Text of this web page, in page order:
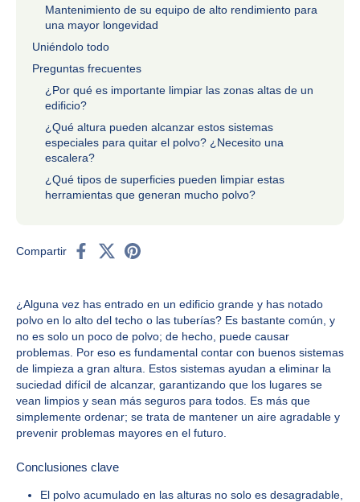
Mantenimiento de su equipo de alto rendimiento para
una mayor longevidad
Uniéndolo todo
Preguntas frecuentes
¿Por qué es importante limpiar las zonas altas de un
edificio?
¿Qué altura pueden alcanzar estos sistemas
especiales para quitar el polvo? ¿Necesito una
escalera?
¿Qué tipos de superficies pueden limpiar estas
herramientas que generan mucho polvo?
Compartir
¿Alguna vez has entrado en un edificio grande y has notado
polvo en lo alto del techo o las tuberías? Es bastante común, y
no es solo un poco de polvo; de hecho, puede causar
problemas. Por eso es fundamental contar con buenos sistemas
de limpieza a gran altura. Estos sistemas ayudan a eliminar la
suciedad difícil de alcanzar, garantizando que los lugares se
vean limpios y sean más seguros para todos. Es más que
simplemente ordenar; se trata de mantener un aire agradable y
prevenir problemas mayores en el futuro.
Conclusiones clave
El polvo acumulado en las alturas no solo es desagradable,